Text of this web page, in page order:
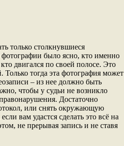
только столкнувшиеся
фотографии было ясно, кто именно
двигался по своей полосе. Это
тогда эта фотография может
– из нее должно быть
чтобы у судьи не возникло
Достаточно
или снять окружающую
вам удастся сделать это всё на
не прерывая запись и не ставя